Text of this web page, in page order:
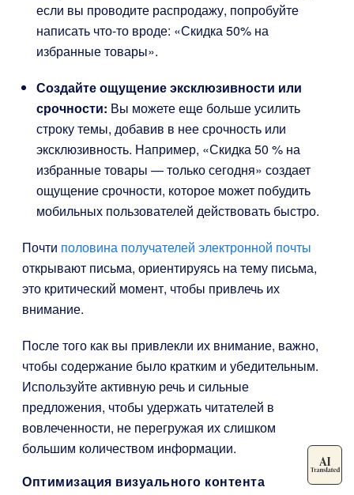
если вы проводите распродажу, попробуйте
написать что-то вроде: «Скидка 50% на
избранные товары».
Создайте ощущение эксклюзивности или
срочности: Вы можете еще больше усилить
строку темы, добавив в нее срочность или
эксклюзивность. Например, «Скидка 50 % на
избранные товары — только сегодня» создает
ощущение срочности, которое может побудить
мобильных пользователей действовать быстро.
Почти половина получателей электронной почты
открывают письма, ориентируясь на тему письма,
это критический момент, чтобы привлечь их
внимание.
После того как вы привлекли их внимание, важно,
чтобы содержание было кратким и убедительным.
Используйте активную речь и сильные
предложения, чтобы удержать читателей в
вовлеченности, не перегружая их слишком
большим количеством информации.
Оптимизация визуального контента